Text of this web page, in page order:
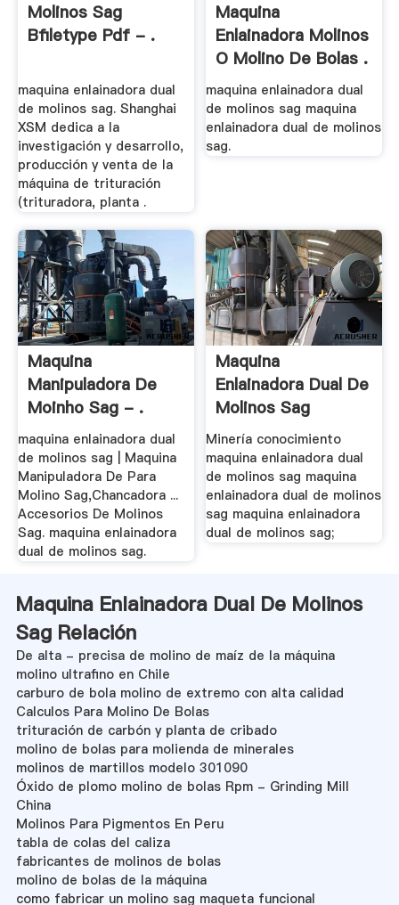
Molinos Sag
Bfiletype Pdf - .
maquina enlainadora dual
de molinos sag. Shanghai
XSM dedica a la
investigación y desarrollo,
producción y venta de la
máquina de trituración
(trituradora, planta .
Maquina
Enlainadora Molinos
O Molino De Bolas .
maquina enlainadora dual
de molinos sag maquina
enlainadora dual de molinos
sag.
Maquina
Manipuladora De
Moinho Sag - .
maquina enlainadora dual
de molinos sag | Maquina
Manipuladora De Para
Molino Sag,Chancadora ...
Accesorios De Molinos
Sag. maquina enlainadora
dual de molinos sag.
Maquina
Enlainadora Dual De
Molinos Sag
Minería conocimiento
maquina enlainadora dual
de molinos sag maquina
enlainadora dual de molinos
sag maquina enlainadora
dual de molinos sag;
Maquina Enlainadora Dual De Molinos
Sag Relación
De alta - precisa de molino de maíz de la máquina
molino ultrafino en Chile
carburo de bola molino de extremo con alta calidad
Calculos Para Molino De Bolas
trituración de carbón y planta de cribado
molino de bolas para molienda de minerales
molinos de martillos modelo 301090
Óxido de plomo molino de bolas Rpm - Grinding Mill
China
Molinos Para Pigmentos En Peru
tabla de colas del caliza
fabricantes de molinos de bolas
molino de bolas de la máquina
como fabricar un molino sag maqueta funcional